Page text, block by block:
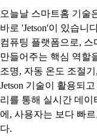
오늘날 스마트홈 기술
바로 'Jetson'이 있습니
컴퓨팅 플랫폼으로,
만들어주는 핵심 역할
조명, 자동 온도 조절
Jetson 기술이 활용되
리를 통해 실시간 데
에, 사용자는 보다 빠
다.